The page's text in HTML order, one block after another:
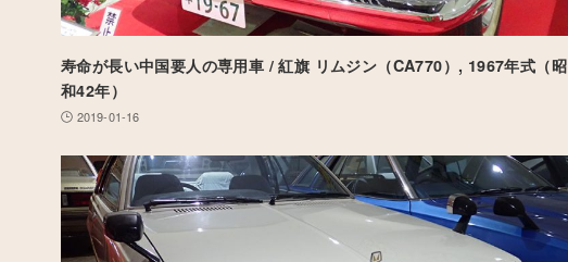
寿命が長い中国要人の専用車 / 紅旗 リムジン（CA770）, 1967年式（昭
和42年）
2019-01-16